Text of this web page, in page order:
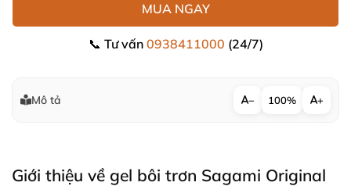
MUA NGAY
📞 Tư vấn 0938411000 (24/7)
Mô tả − 100% +
Giới thiệu về gel bôi trơn Sagami Original